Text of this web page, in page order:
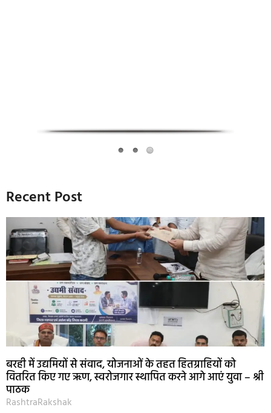
Recent Post
बरही में उद्यमियों से संवाद, योजनाओं के तहत हितग्राहियों को
वितरित किए गए ऋण, स्वरोजगार स्थापित करने आगे आएं युवा – श्री
पाठक
RashtraRakshak